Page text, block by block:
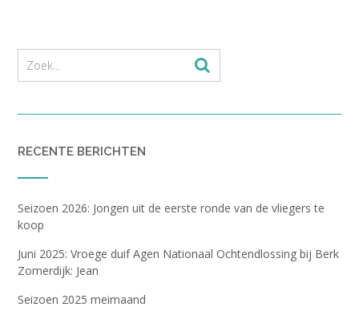
RECENTE BERICHTEN
Seizoen 2026: Jongen uit de eerste ronde van de vliegers te
koop
Juni 2025: Vroege duif Agen Nationaal Ochtendlossing bij Berk
Zomerdijk: Jean
Seizoen 2025 meimaand